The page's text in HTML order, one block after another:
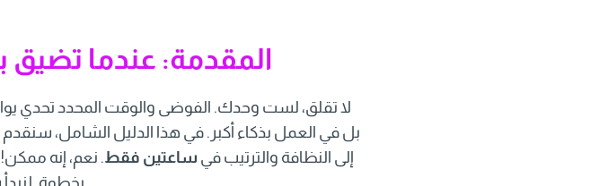
المقدمة: عندما
لا تقلق، لست وحدك. الفوضى والوقت المحدد تحدي
بل في العمل بذكاء أكبر. في هذا الدليل الشامل،
إلى النظافة والترتيب في ساعتين فقط. نعم، إنه ممكن!
بخطوة. لنبدأ